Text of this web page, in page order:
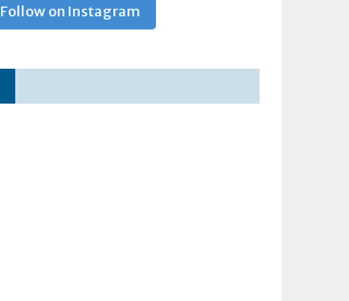
Follow on Instagram